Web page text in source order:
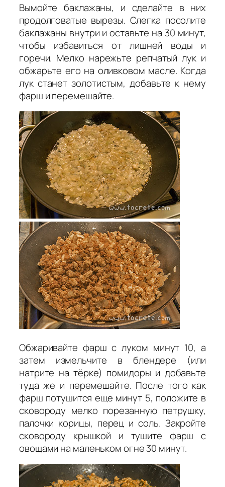
Вымойте баклажаны, и сделайте в них
продолговатые вырезы. Слегка посолите
баклажаны внутри и оставьте на 30 минут,
чтобы избавиться от лишней воды и
горечи. Мелко нарежьте репчатый лук и
обжарьте его на оливковом масле. Когда
лук станет золотистым, добавьте к нему
фарш и перемешайте.
Обжаривайте фарш с луком минут 10, а
затем измельчите в блендере (или
натрите на тёрке) помидоры и добавьте
туда же и перемешайте. После того как
фарш потушится еще минут 5, положите в
сковороду мелко порезанную петрушку,
палочки корицы, перец и соль. Закройте
сковороду крышкой и тушите фарш с
овощами на маленьком огне 30 минут.